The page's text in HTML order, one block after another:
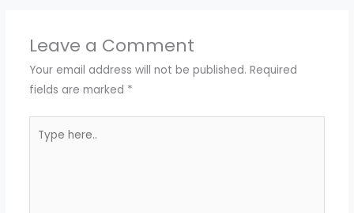
Leave a Comment
Your email address will not be published. Required
fields are marked *
here..